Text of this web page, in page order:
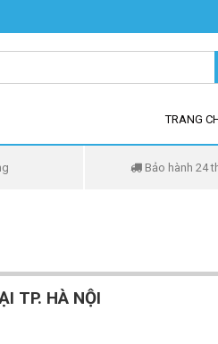
TRANG
Bảo hành 24
TP. HÀ NỘI